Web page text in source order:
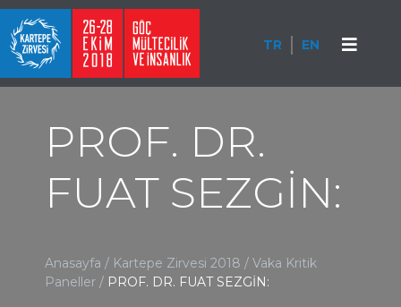
TR EN
PROF. DR.
FUAT SEZGİN:
Anasayfa / Kartepe Zirvesi 2018 / Vaka Kritik
Paneller / PROF. DR. FUAT SEZGİN: